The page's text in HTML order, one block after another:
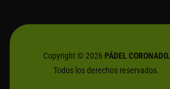
Copyright © 2026 PÁDEL CORONADO.
Todos los derechos reservados.